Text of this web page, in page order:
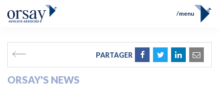
FR
menu
Expertises
Prix et Distinctions
Opérations
PARTAGER
ORSAY'S NEWS